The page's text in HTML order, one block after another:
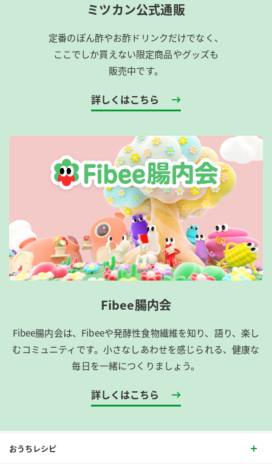
ミツカン公式通販
定番のぽん酢やお酢ドリンクだけでなく、
ここでしか買えない限定商品やグッズも
販売中です。
詳しくはこちら
Fibee腸内会
Fibee腸内会は、​Fibeeや発酵性食物繊維を知り、語り、楽し
むコミュニティです。​小さなしあわせを感じられる、健康な
毎日を一緒につくりましょう。
詳しくはこちら
おうちレシピ